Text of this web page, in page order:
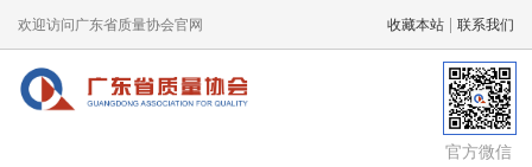
欢迎访问广东省质量协会官网 收藏本站 联系我们
官方微信